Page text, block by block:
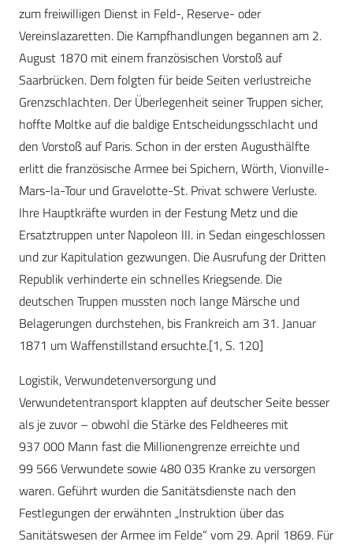
zum freiwilligen Dienst in Feld-, Reserve- oder
Vereinslazaretten. Die Kampfhandlungen begannen am 2.
August 1870 mit einem französischen Vorstoß auf
Saarbrücken. Dem folgten für beide Seiten verlustreiche
Grenzschlachten. Der Überlegenheit seiner Truppen sicher,
hoffte Moltke auf die baldige Entscheidungsschlacht und
den Vorstoß auf Paris. Schon in der ersten Augusthälfte
erlitt die französische Armee bei Spichern, Wörth, Vionville-
Mars-la-Tour und Gravelotte-St. Privat schwere Verluste.
Ihre Hauptkräfte wurden in der Festung Metz und die
Ersatztruppen unter Napoleon III. in Sedan eingeschlossen
und zur Kapitulation gezwungen. Die Ausrufung der Dritten
Republik verhinderte ein schnelles Kriegsende. Die
deutschen Truppen mussten noch lange Märsche und
Belagerungen durchstehen, bis Frankreich am 31. Januar
1871 um Waffenstillstand ersuchte.[1, S. 120]
Logistik, Verwundetenversorgung und
Verwundetentransport klappten auf deutscher Seite besser
als je zuvor – obwohl die Stärke des Feldheeres mit
937 000 Mann fast die Millionengrenze erreichte und
99 566 Verwundete sowie 480 035 Kranke zu versorgen
waren. Geführt wurden die Sanitätsdienste nach den
Festlegungen der erwähnten „Instruktion über das
Sanitätswesen der Armee im Felde“ vom 29. April 1869. Für